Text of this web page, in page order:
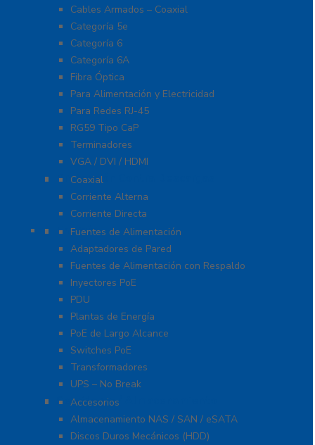
Cables Armados – Coaxial
Categoría 5e
Categoría 6
Categoría 6A
Fibra Óptica
Para Alimentación y Electricidad
Para Redes RJ-45
RG59 Tipo CaP
Terminadores
VGA / DVI / HDMI
Protección Contra Descargas
Coaxial
Corriente Alterna
Corriente Directa
Energía
Fuentes de Alimentación
Adaptadores de Pared
Fuentes de Alimentación con Respaldo
Inyectores PoE
PDU
Plantas de Energía
PoE de Largo Alcance
Switches PoE
Transformadores
UPS – No Break
Servidores / Almacenamiento
Accesorios
Almacenamiento NAS / SAN / eSATA
Discos Duros Mecánicos (HDD)